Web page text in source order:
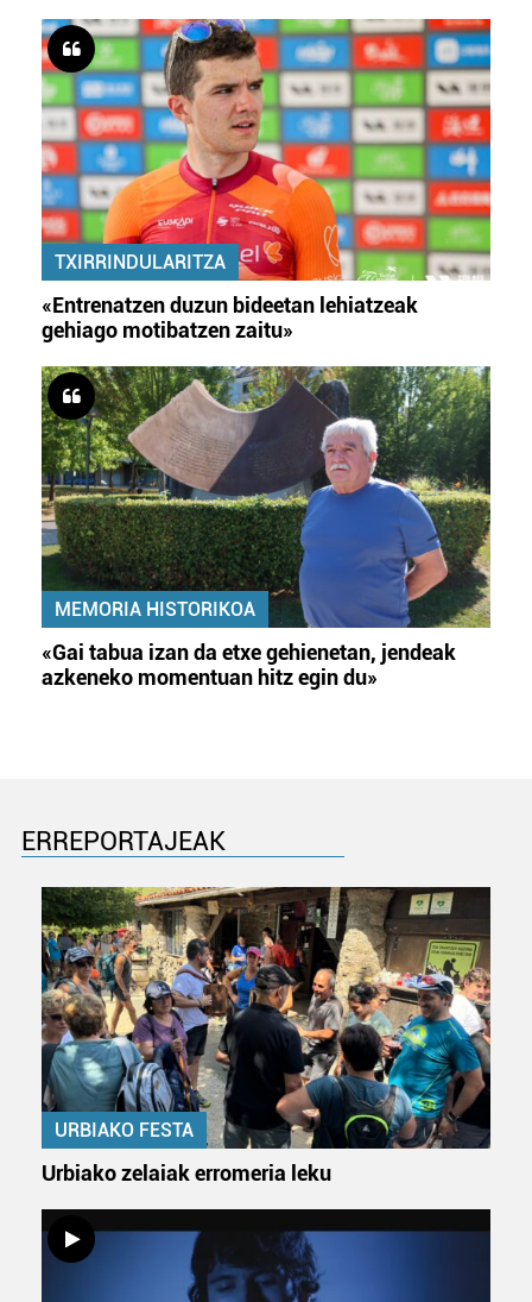
TXIRRINDULARITZA
«Entrenatzen duzun bideetan lehiatzeak
gehiago motibatzen zaitu»
MEMORIA HISTORIKOA
«Gai tabua izan da etxe gehienetan, jendeak
azkeneko momentuan hitz egin du»
ERREPORTAJEAK
URBIAKO FESTA
Urbiako zelaiak erromeria leku